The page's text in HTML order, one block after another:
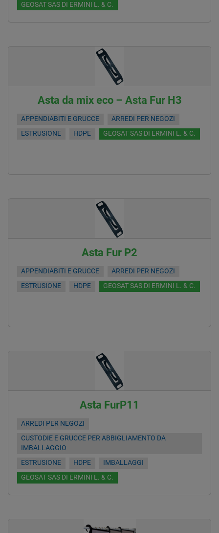
GEOSAT SAS DI ERMINI L. & C.
Asta da mix eco – Asta Fur H3
APPENDIABITI E GRUCCE
ARREDI PER NEGOZI
ESTRUSIONE
HDPE GEOSAT SAS DI ERMINI L. & C.
Asta Fur P2
APPENDIABITI E GRUCCE
ARREDI PER NEGOZI
ESTRUSIONE
HDPE GEOSAT SAS DI ERMINI L. & C.
Asta FurP11
ARREDI PER NEGOZI
CUSTODIE E GRUCCE PER ABBIGLIAMENTO DA
IMBALLAGGIO
ESTRUSIONE
HDPE
IMBALLAGGI
GEOSAT SAS DI ERMINI L. & C.